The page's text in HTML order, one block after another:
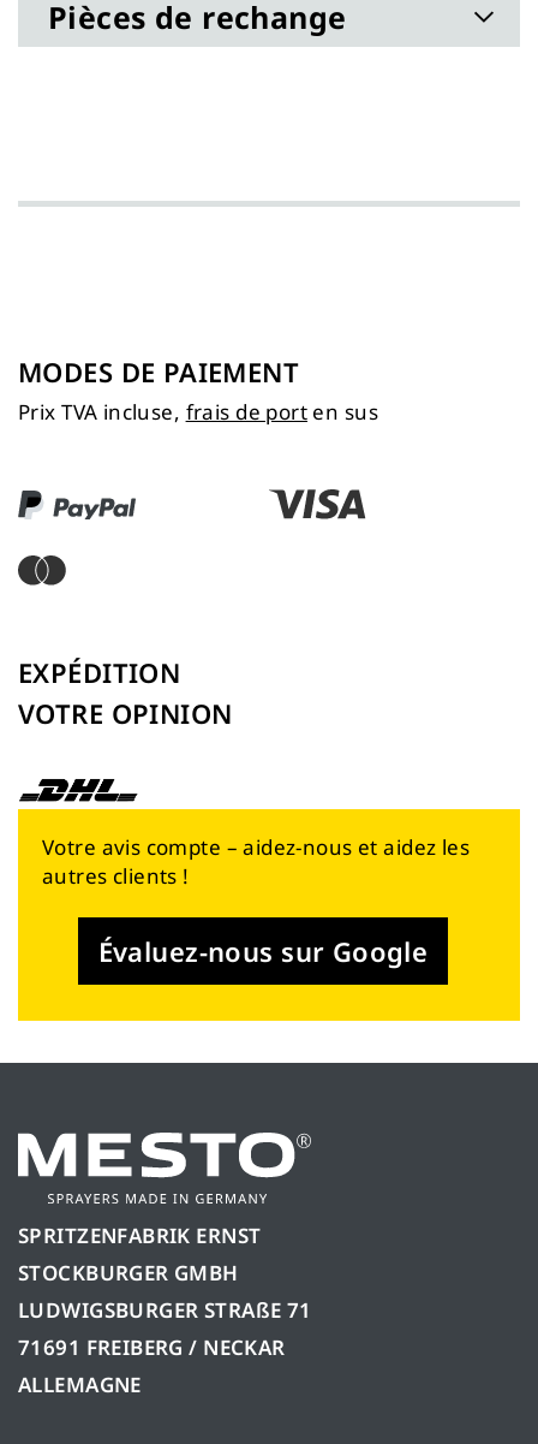
Pièces de rechange
MODES DE PAIEMENT
Prix TVA incluse, frais de port en sus
EXPÉDITION
VOTRE OPINION
Votre avis compte – aidez-nous et aidez les
autres clients !
Évaluez-nous sur Google
SPRITZENFABRIK ERNST
STOCKBURGER GMBH
LUDWIGSBURGER STRAßE 71
71691 FREIBERG / NECKAR
ALLEMAGNE